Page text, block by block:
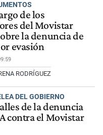
de los
del Movistar
la denuncia de
evasión
RODRÍGUEZ
DEL GOBIERNO
de la denuncia
contra el Movistar